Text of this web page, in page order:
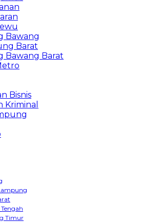
Bawang
Barat
Bawang Barat
Bisnis
Kriminal
Timur